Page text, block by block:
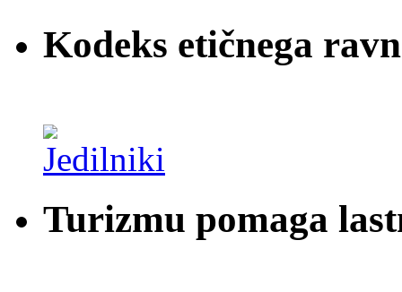
Kodeks etičnega
Turizmu pomaga